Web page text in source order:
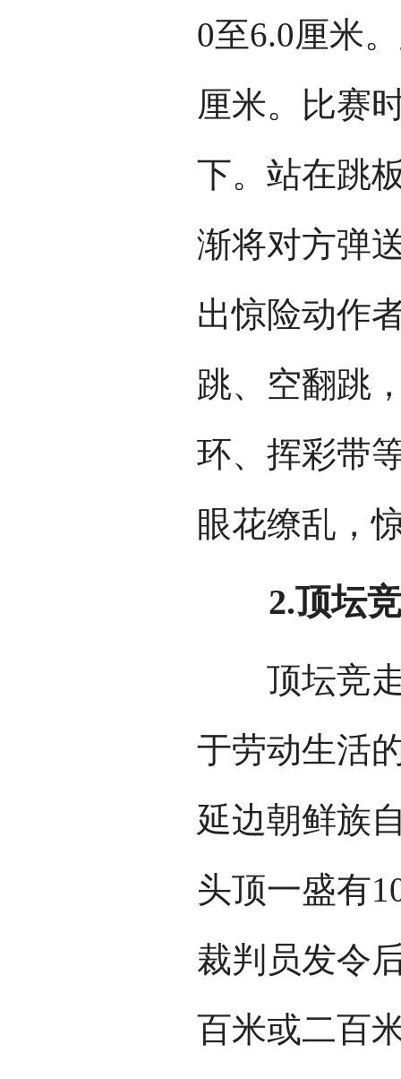
0至6.0厘米
厘米。比赛
下。站在跳
渐将对方弹
出惊险动作
跳、空翻跳
环、挥彩带
眼花缭乱，
2.顶坛
顶坛竞走
于劳动生活
延边朝鲜族
头顶一盛有
裁判员发令
百米或二百